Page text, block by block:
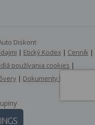
Diskont
| Etický Kodex | Cenník |
používania cookies |
| Dokumenty k stiahnutiu